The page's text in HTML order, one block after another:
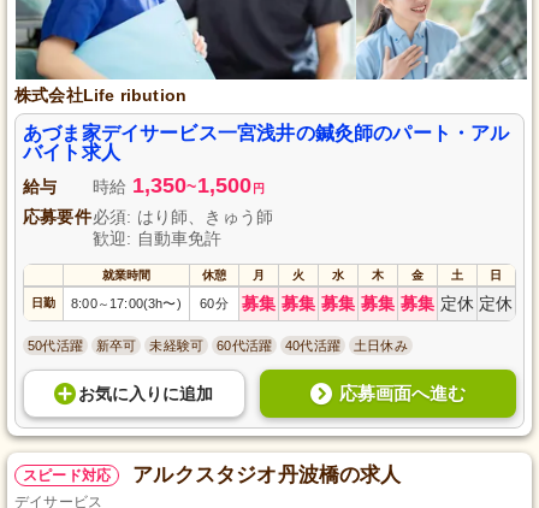
株式会社Life ribution
あづま家デイサービス一宮浅井の鍼灸師のパート・アル
バイト求人
給与 時給 1,350~1,500 円
応募要件必須: はり師、きゅう師
歓迎: 自動車免許
就業時間 休憩 月 火 水 木 金 土 日
日勤 8:00～ 17:00(3h〜) 60分 募集 募集 募集 募集 募集 定休 定休
50代活躍 新卒可 未経験可 60代活躍 40代活躍 土日休み
お気に入り に追加 応募画面へ進む
スピード対応 アルクスタジオ丹波橋の求人
デイサービス